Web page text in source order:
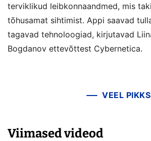
terviklikud leibkonnaandmed, mis
tõhusamat sihtimist. Appi saavad
tagavad tehnoloogiad, kirjutavad
Bogdanov ettevõttest Cybernetica.
VEEL
Viimased videod